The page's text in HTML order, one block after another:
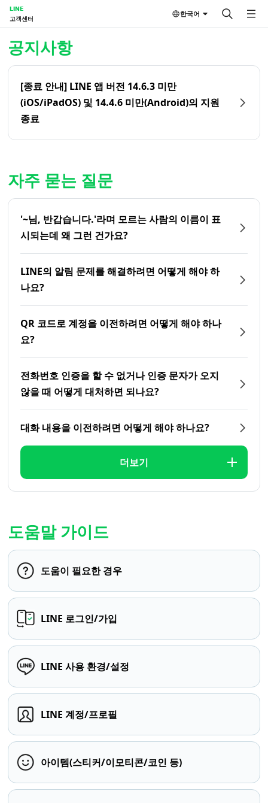
LINE
고객센터
한국어
공지사항
[종료 안내] LINE 앱 버전 14.6.3 미만
(iOS/iPadOS) 및 14.4.6 미만(Android)의 지원
종료
자주 묻는 질문
'~님, 반갑습니다.'라며 모르는 사람의 이름이 표
시되는데 왜 그런 건가요?
LINE의 알림 문제를 해결하려면 어떻게 해야 하
나요?
QR 코드로 계정을 이전하려면 어떻게 해야 하나
요?
전화번호 인증을 할 수 없거나 인증 문자가 오지
않을 때 어떻게 대처하면 되나요?
대화 내용을 이전하려면 어떻게 해야 하나요?
더보기
도움말 가이드
도움이 필요한 경우
LINE 로그인/가입
LINE 사용 환경/설정
LINE 계정/프로필
아이템(스티커/이모티콘/코인 등)